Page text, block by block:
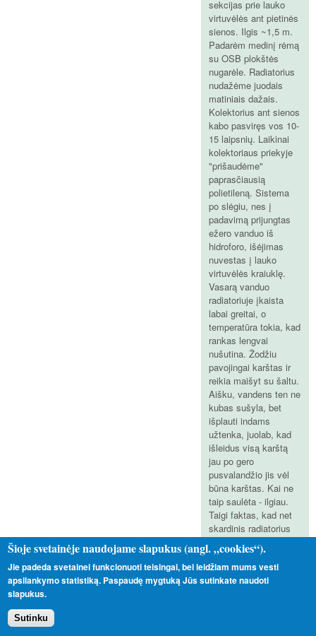
sekcijas prie lauko
virtuvėlės ant pietinės
sienos. Ilgis ~1,5 m.
Padarėm medinį rėmą
su OSB plokštės
nugarėle. Radiatorius
nudažėme juodais
matiniais dažais.
Kolektorius ant sienos
kabo pasviręs vos 10-
15 laipsnių. Laikinai
kolektoriaus priekyje
"prišaudėme"
paprasčiausią
polietileną. Sistema
po slėgiu, nes į
padavimą prijungtas
ežero vanduo iš
hidroforo, išėjimas
nuvestas į lauko
virtuvėlės kraiuklę.
Vasarą vanduo
radiatoriuje įkaista
labai greitai, o
temperatūra tokia, kad
rankas lengvai
nušutina. Žodžiu
pavojingai karštas ir
reikia maišyt su šaltu.
Aišku, vandens ten ne
kubas sušyla, bet
išplauti indams
užtenka, juolab, kad
išleidus visą karštą
jau po gero
pusvalandžio jis vėl
būna karštas. Kai ne
taip saulėta - ilgiau.
Taigi faktas, kad net
skardinis radiatorius
yra labai efektyvus.
Šią vasarą bandysim
prijungti akumuliacinę
talpą kokią.
Šioje svetainėje naudojame slapukus (angl. „cookies“).
Jie padeda svetainei funkcionuoti teisingai, bei leidžiam mums vesti
apsilankymo statistiką. Paspaudę mygtuką Jūs sutinkate naudoti
slapukus.
Sutinku